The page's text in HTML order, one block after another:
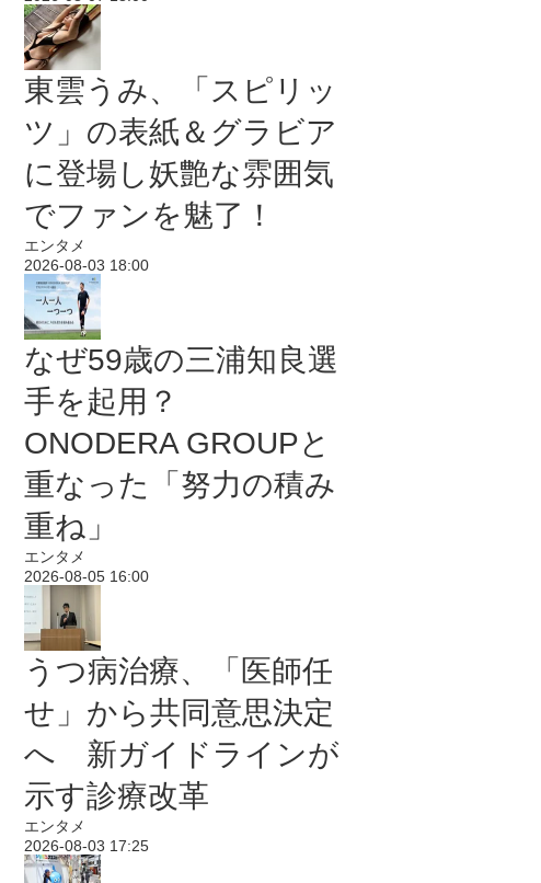
東雲うみ、「スピリッ
ツ」の表紙＆グラビア
に登場し妖艶な雰囲気
でファンを魅了！
エンタメ
2026-08-03 18:00
なぜ59歳の三浦知良選
手を起用？
ONODERA GROUPと
重なった「努力の積み
重ね」
エンタメ
2026-08-05 16:00
うつ病治療、「医師任
せ」から共同意思決定
へ 新ガイドラインが
示す診療改革
エンタメ
2026-08-03 17:25